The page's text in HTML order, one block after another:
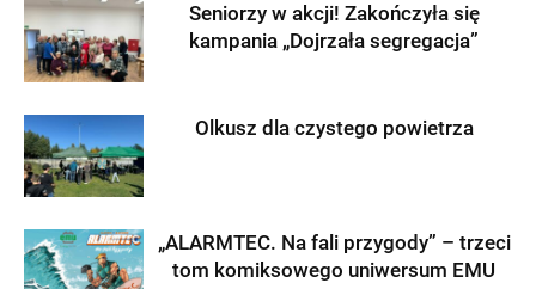
Seniorzy w akcji! Zakończyła się
kampania „Dojrzała segregacja”
Olkusz dla czystego powietrza
„ALARMTEC. Na fali przygody” – trzeci
tom komiksowego uniwersum EMU